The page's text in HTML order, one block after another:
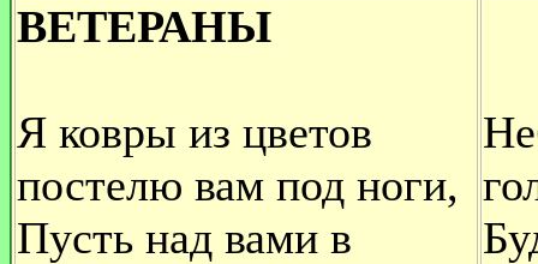
ВЕТЕРАНЫ
Я ковры из цветов
постелю вам под ноги,
Пусть над вами в